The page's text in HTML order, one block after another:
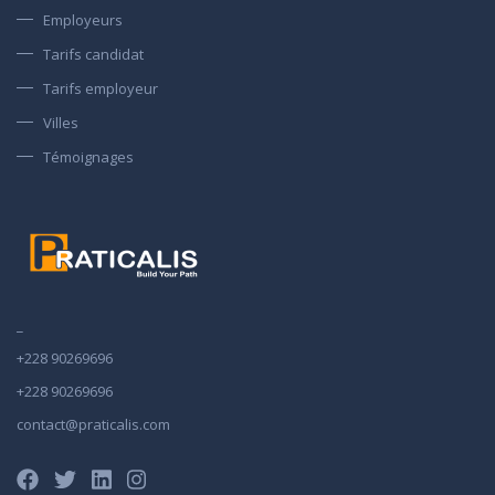
Employeurs
Tarifs candidat
Tarifs employeur
Villes
Témoignages
+228 90269696
+228 90269696
contact@praticalis.com